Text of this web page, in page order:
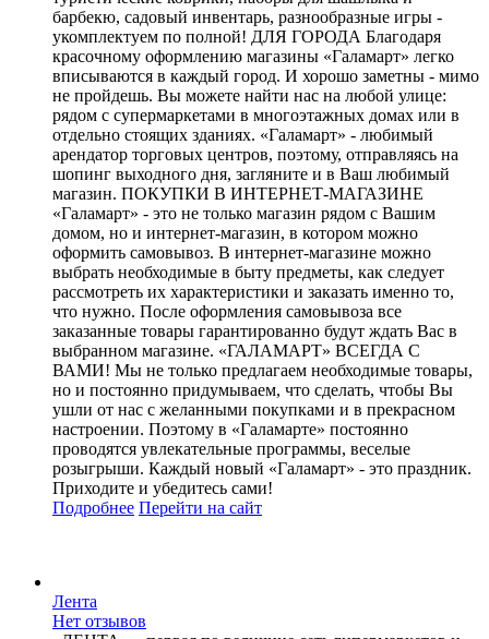
барбекю, садовый инвентарь, разнообразные игры -
укомплектуем по полной! ДЛЯ ГОРОДА Благодаря
красочному оформлению магазины «Галамарт» легко
вписываются в каждый город. И хорошо заметны - мимо
не пройдешь. Вы можете найти нас на любой улице:
рядом с супермаркетами в многоэтажных домах или в
отдельно стоящих зданиях. «Галамарт» - любимый
арендатор торговых центров, поэтому, отправляясь на
шопинг выходного дня, загляните и в Ваш любимый
магазин. ПОКУПКИ В ИНТЕРНЕТ-МАГАЗИНЕ
«Галамарт» - это не только магазин рядом с Вашим
домом, но и интернет-магазин, в котором можно
оформить самовывоз. В интернет-магазине можно
выбрать необходимые в быту предметы, как следует
рассмотреть их характеристики и заказать именно то,
что нужно. После оформления самовывоза все
заказанные товары гарантированно будут ждать Вас в
выбранном магазине. «ГАЛАМАРТ» ВСЕГДА С
ВАМИ! Мы не только предлагаем необходимые товары,
но и постоянно придумываем, что сделать, чтобы Вы
ушли от нас с желанными покупками и в прекрасном
настроении. Поэтому в «Галамарте» постоянно
проводятся увлекательные программы, веселые
розыгрыши. Каждый новый «Галамарт» - это праздник.
Приходите и убедитесь сами!
Подробнее Перейти на сайт
Лента
Нет отзывов